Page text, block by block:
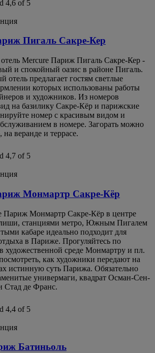
4,6 of 5
Пигаль Сакре-Кер
Mercure Париж Пигаль Сакре-Кер -
и спокойный оазис в районе Пигаль.
отель предлагает гостям светлые
которых использованы работы
и художников. Из номеров
на базилику Сакре-Кёр и парижские
номер с красивым видом и
в номере. Загорать можно
на веранде и террасе.
4,7 of 5
Монмартр Сакре-Кёр
Париж Монмартр Сакре-Кёр в центре
станциями метро, Южным Пигалем
кабаре идеально подходит для
в Париже. Прогуляйтесь по
художественной среде Монмартру и пл.
как художники передают на
истинную суть Парижа. Обязательно
универмаги, квадрат Осман-Сен-
Стад де Франс.
4,4 of 5
Батиньоль